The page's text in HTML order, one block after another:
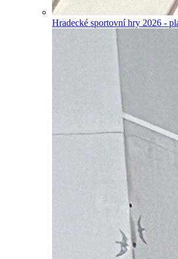
Hradecké sportovní hry 2026 -